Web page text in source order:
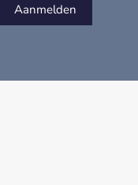
Aanmelden